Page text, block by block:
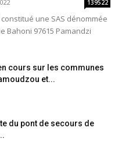
139522
une SAS dénommée
Bahoni 97615 Pamandzi
cours sur les communes
et...
du pont de secours de